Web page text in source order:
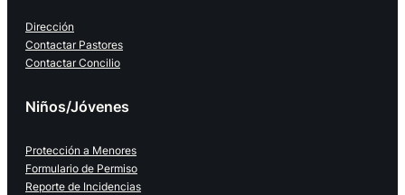
Dirección
Contactar Pastores
Contactar Concilio
Niños/Jóvenes
Protección a Menores
Formulario de Permiso
Reporte de Incidencias